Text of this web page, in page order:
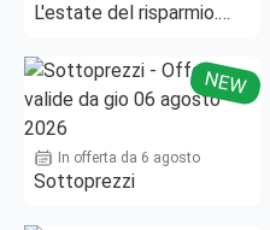
L'estate del risparmio.
NEW
In offerta da 6 agosto
Sottoprezzi